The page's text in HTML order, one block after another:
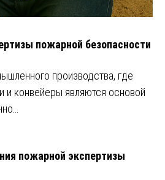
пожарной безопасности
производства, где
и конвейеры являются основой
пожарной экспертизы